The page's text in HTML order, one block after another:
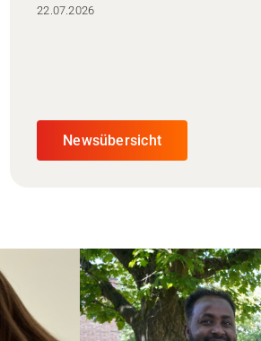
22.07.2026
Newsübersicht